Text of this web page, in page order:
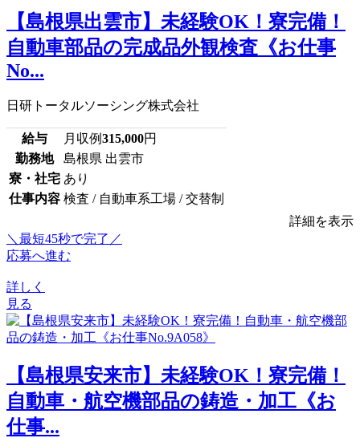
【島根県出雲市】未経験OK！寮完備！
自動車部品の完成品外観検査《お仕事
No...
日研トータルソーシング株式会社
給与 月収例315,000円
勤務地
島根県 出雲市
寮・社宅 あり
仕事内容 検査 / 自動車系工場 / 交替制
詳細を表示
＼最短45秒で完了／
応募へ進む
詳しく
見る
【島根県安来市】未経験OK！寮完備！
自動車・航空機部品の鋳造・加工《お
仕事...